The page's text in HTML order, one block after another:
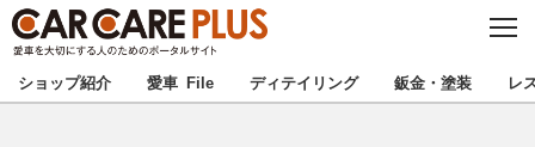
C
S
E
★カーケアプラス認定★ 厳選プロショップを地域から探す
ショップ紹介 愛車 File ディテイリング 鈑金・塗装 レ